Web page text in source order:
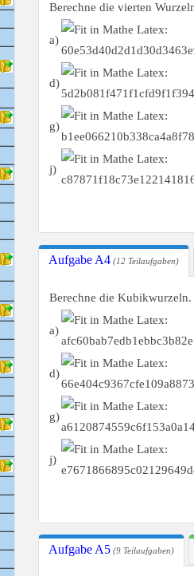
Berechne die vierten
a)
d)
g)
j)
Aufgabe A4 (12 Teilaufgaben)
Berechne die Kubikwurzeln.
a)
d)
g)
j)
Aufgabe A5 (9 Teilaufgaben)